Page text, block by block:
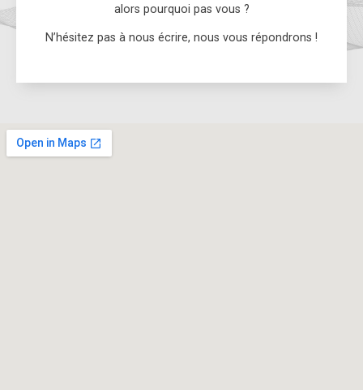
alors pourquoi pas vous ?
N’hésitez pas à nous écrire, nous vous répondrons !